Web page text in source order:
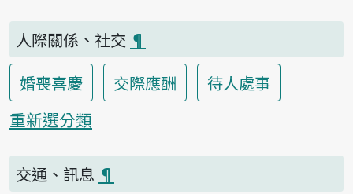
人際關係、社交 ¶
婚喪喜慶
交際應酬
待人處事
重新選分類
交通、訊息 ¶